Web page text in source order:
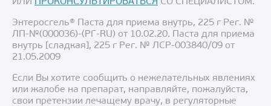
Энтеросгель® Паста для приема внутрь, 225 г Рег. №
ЛП-№(000036)-(РГ-RU) от 10.02.20. Паста для приема
внутрь [сладкая], 225 г Рег. № ЛСР-003840/09 от
21.05.2009
Если Вы хотите сообщить о нежелательных явлениях
или жалобе на препарат, направляйте, пожалуйста,
свои претензии лечащему врачу, в регуляторные